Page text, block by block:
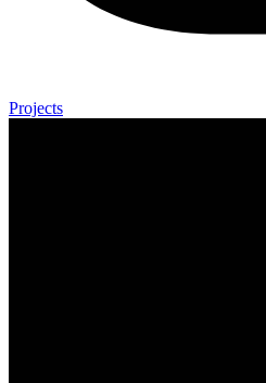
Projects